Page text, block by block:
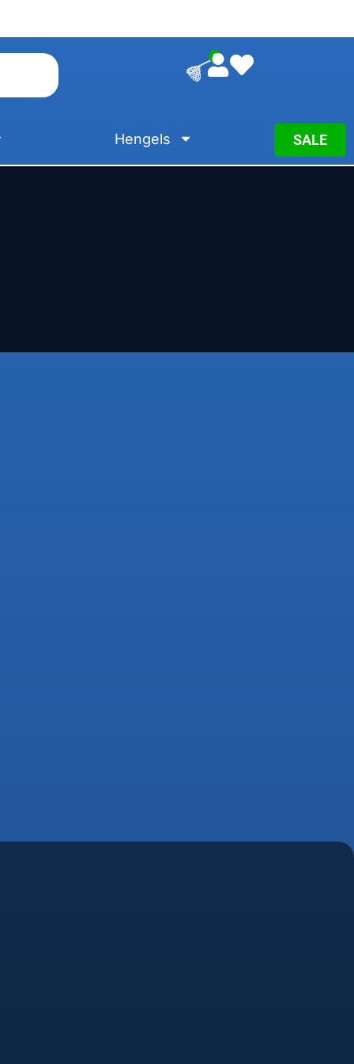
0
Hengels SALE